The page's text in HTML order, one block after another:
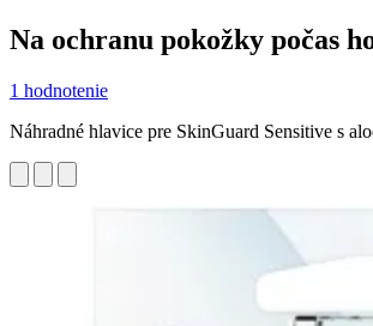
Na ochranu pokožky počas
1 hodnotenie
Náhradné hlavice pre SkinGuard Sensitive s